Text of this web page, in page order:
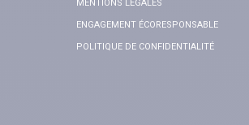
MENTIONS LÉGALES
ENGAGEMENT ÉCORESPONSABLE
POLITIQUE DE CONFIDENTIALITÉ